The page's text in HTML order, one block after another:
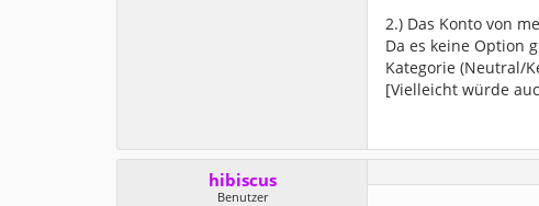
2.) Das Konto von
Da es keine Option
Kategorie (Neutral/
[Vielleicht würde
hibiscus
Benutzer